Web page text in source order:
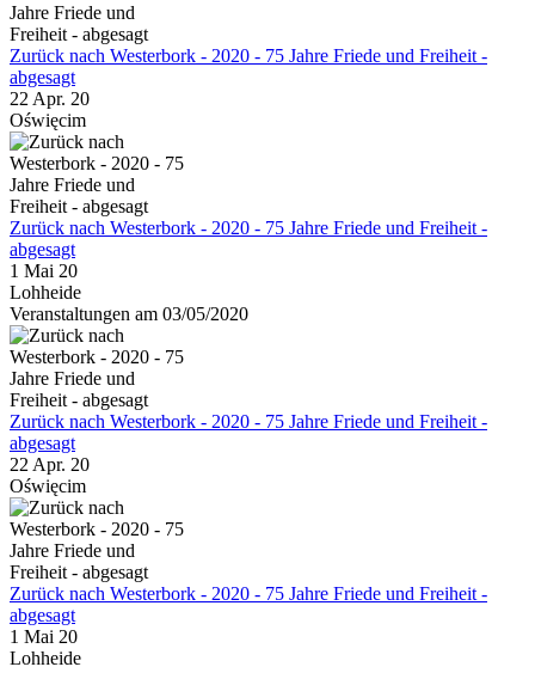
Zurück nach Westerbork - 2020 - 75 Jahre Friede und Freiheit -
abgesagt
22 Apr. 20
Oświęcim
Zurück nach Westerbork - 2020 - 75 Jahre Friede und Freiheit -
abgesagt
1 Mai 20
Lohheide
Veranstaltungen am 03/05/2020
Zurück nach Westerbork - 2020 - 75 Jahre Friede und Freiheit -
abgesagt
22 Apr. 20
Oświęcim
Zurück nach Westerbork - 2020 - 75 Jahre Friede und Freiheit -
abgesagt
1 Mai 20
Lohheide